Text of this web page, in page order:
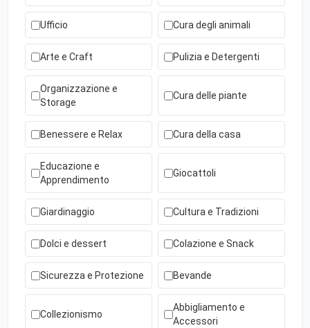
Ufficio Cura degli animali
Arte e Craft Pulizia e Detergenti
Organizzazione e
Storage
Cura delle piante
Benessere e Relax Cura della casa
Educazione e
Apprendimento
Giocattoli
Giardinaggio Cultura e Tradizioni
Dolci e dessert Colazione e Snack
Sicurezza e Protezione Bevande
Collezionismo
Abbigliamento e
Accessori